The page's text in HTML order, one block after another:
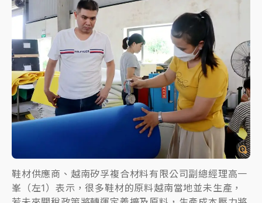
鞋材供應商、越南矽孚複合材料有限公司副總經理高一
峯（左1）表示，很多鞋材的原料越南當地並未生產，